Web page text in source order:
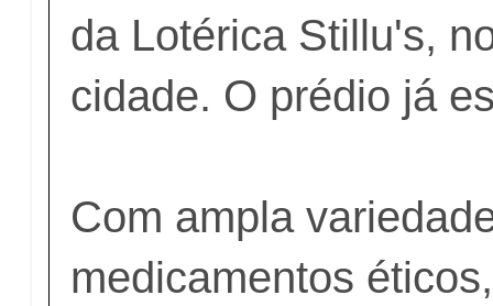
da Lotérica Stillu's,
cidade. O prédio já
Com ampla
medicamentos